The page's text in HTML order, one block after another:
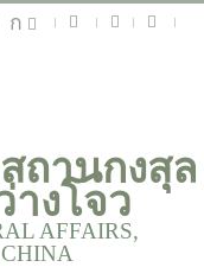
ก
ถานกงสุล
งโจว
AFFAIRS,